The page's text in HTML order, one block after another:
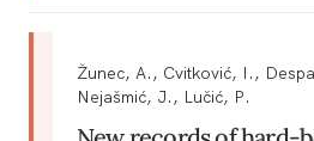
Žunec, A., Cvitković, I.,
Nejašmić, J., Lučić, P.